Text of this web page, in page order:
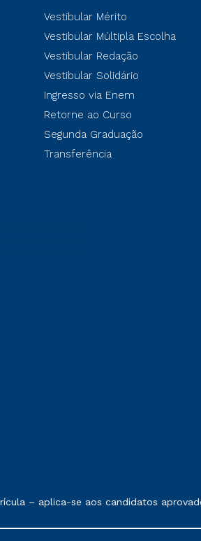
Vestibular Mérito
Vestibular Múltipla Escolha
Vestibular Redação
Vestibular Solidário
Ingresso via Enem
Retorne ao Curso
Segunda Graduação
Transferência
prestação de serviços.
aplica-se aos candidatos